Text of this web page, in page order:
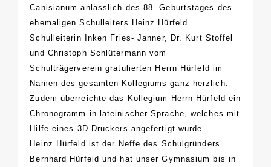
Canisianum anlässlich des 88. Geburtstages des
ehemaligen Schulleiters Heinz Hürfeld.
Schulleiterin Inken Fries- Janner, Dr. Kurt Stoffel
und Christoph Schlütermann vom
Schulträgerverein gratulierten Herrn Hürfeld im
Namen des gesamten Kollegiums ganz herzlich.
Zudem überreichte das Kollegium Herrn Hürfeld ein
Chronogramm in lateinischer Sprache, welches mit
Hilfe eines 3D-Druckers angefertigt wurde.
Heinz Hürfeld ist der Neffe des Schulgründers
Bernhard Hürfeld und hat unser Gymnasium bis in